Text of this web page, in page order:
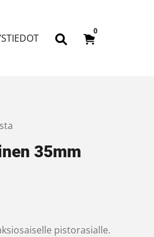
0
35mm
pistorasialle.